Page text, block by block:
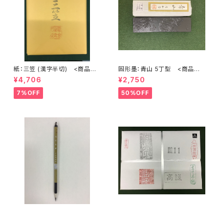
紙：三笠 (漢字半切) <商品番
号1219>
¥4,706
7%OFF
固形墨：青山 5丁型 <商品番
号1151>
¥2,750
50%OFF